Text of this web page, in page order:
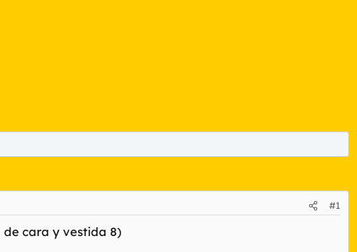
#1
de cara y vestida 8)